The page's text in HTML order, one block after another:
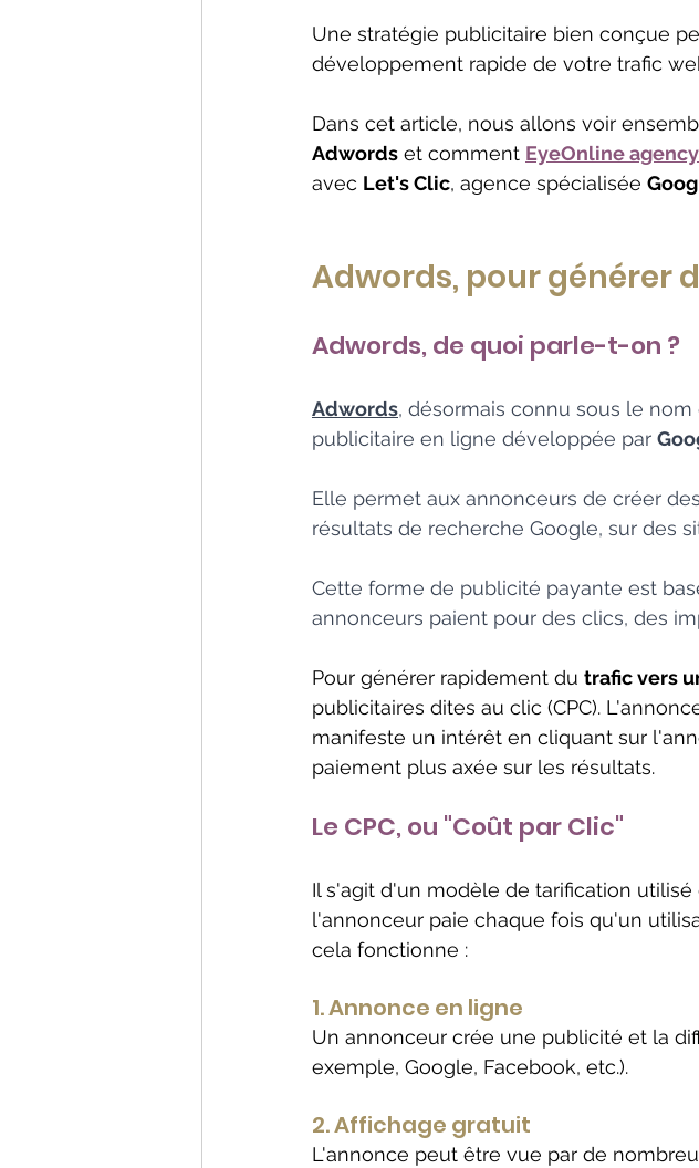
Une stratégie publicitaire bien conçue
développement rapide de votre trafic
Dans cet article, nous allons voir
Adwords et comment EyeOnline agency
avec Let's Clic, agence spécialisée
Adwords, pour générer
Adwords, de quoi parle-t-on ?
Adwords, désormais connu sous le nom
publicitaire en ligne développée par
Elle permet aux annonceurs de créer
résultats de recherche Google, sur des
Cette forme de publicité payante est
annonceurs paient pour des clics, des
Pour générer rapidement du trafic vers
publicitaires dites au clic (CPC).
manifeste un intérêt en cliquant sur
paiement plus axée sur les résultats.
Le CPC, ou "Coût par Clic"
Il s'agit d'un modèle de tarification
l'annonceur paie chaque fois qu'un
cela fonctionne :
1. Annonce en ligne
Un annonceur crée une publicité et la
exemple, Google, Facebook, etc.).
2. Affichage gratuit
L'annonce peut être vue par de